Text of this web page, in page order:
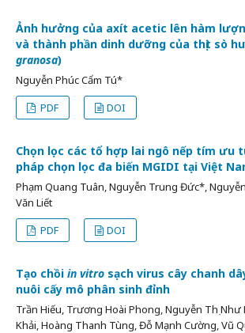
Ảnh hưởng của axít acetic lên hàm
và thành phần dinh dưỡng của thịt sò
granosa)
Nguyễn Phúc Cẩm Tú*
PDF
DOI
Chọn lọc các tổ hợp lai ngô nếp tím ưu
pháp chọn lọc đa biến MGIDI tại Việt
Phạm Quang Tuân, Nguyễn Trung Đức*,
Văn Liết
PDF
DOI
Tạo chồi in vitro sạch virus cây chanh
nuôi cấy mô phân sinh đỉnh
Trần Hiếu, Trương Hoài Phong, Nguyễn Thị Như
Khải, Hoàng Thanh Tùng, Đỗ Mạnh Cường, Vũ